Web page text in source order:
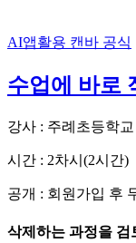
AI앱활용 캔바 공식
수업에 바로
강사 : 주례초등학
시간 : 2차시(2시간)
공개 : 회원가입 후
삭제하는 과정을 검